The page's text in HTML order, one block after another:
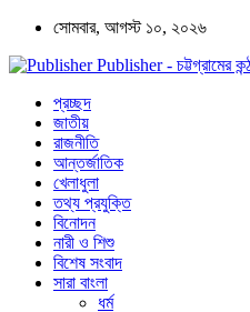
সোমবার, আগস্ট ১০, ২০২৬
Publisher - চট্টগ্রামের
প্রচ্ছদ
জাতীয়
রাজনীতি
আন্তর্জাতিক
খেলাধুলা
তথ্য প্রযুক্তি
বিনোদন
নারী ও শিশু
বিশেষ সংবাদ
সারা বাংলা
ধর্ম